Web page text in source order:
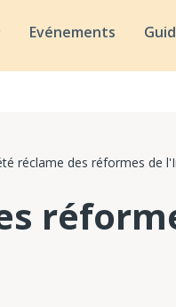
Evénements
réclame des réformes de